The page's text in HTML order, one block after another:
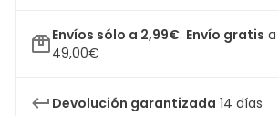
Envíos sólo a 2,99€. Envío gratis a
49,00€
Devolución garantizada 14 días